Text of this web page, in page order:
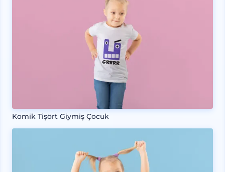
Komik Tişört Giymiş Çocuk